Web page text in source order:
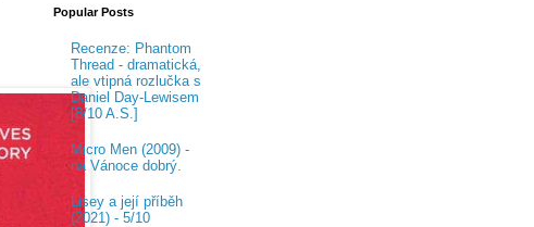
Popular Posts
Recenze: Phantom
Thread - dramatická,
ale vtipná rozlučka s
Daniel Day-Lewisem
[8/10 A.S.]
Micro Men (2009) -
na Vánoce dobrý.
Lisey a její příběh
(2021) - 5/10